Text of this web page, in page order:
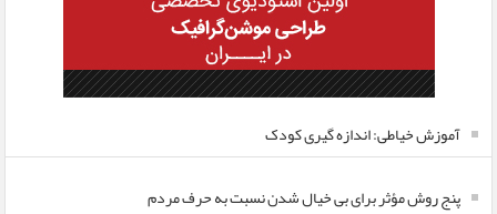
آموزش خیاطی: اندازه گیری کودک
پنج روش مؤثر برای بی خیال شدن نسبت به حرف مردم